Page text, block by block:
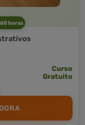
60 horas
Curso
Gratuito